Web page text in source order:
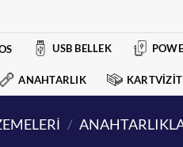
USB BELLEK
ANAHTARLIK
/